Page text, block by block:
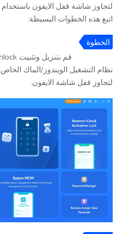
اتبع هذه الخطوات البسيطة:
الخطوة
نظام التشغيل الويندوز/الماك
لتجاوز قفل شاشة الايفون.